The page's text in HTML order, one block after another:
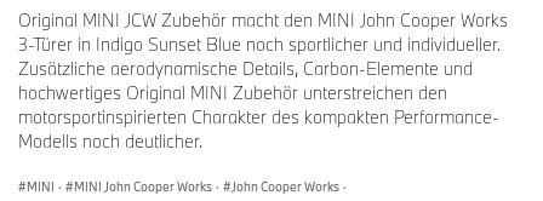
Bitte wenden Sie sich bei Rückfragen an:
Presse- und Öffentlichkeitsarbeit
Julian Kisch, Pressesprecher Produktkommunikation MINI
E-Mail: julian.kisch@mini.com
Original MINI JCW Zubehör macht den MINI John Cooper Works
3-Türer in Indigo Sunset Blue noch sportlicher und individueller.
Zusätzliche aerodynamische Details, Carbon-Elemente und
hochwertiges Original MINI Zubehör unterstreichen den
motorsportinspirierten Charakter des kompakten Performance-
Modells noch deutlicher.
MINI · MINI John Cooper Works · John Cooper Works ·